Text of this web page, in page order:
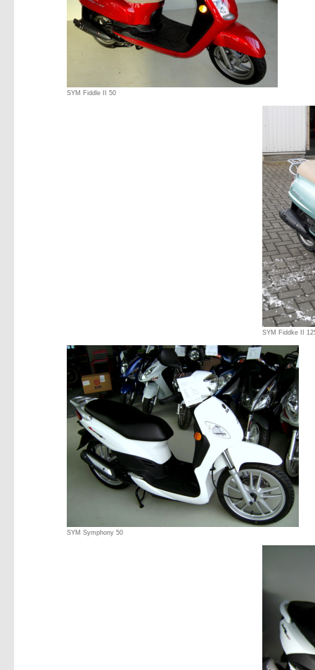
SYM Fiddle II 50
SYM Fiddke II
SYM Symphony 50